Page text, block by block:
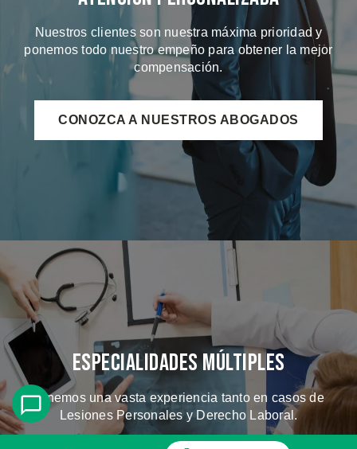
Nuestros clientes son nuestra máxima prioridad y
ponemos todo nuestro empeño para obtener la mejor
compensación.
CONOZCA A NUESTROS ABOGADOS
Especialidades Múltiples
Tenemos una vasta experiencia tanto en casos de
Lesiones Personales y Derecho Laboral.